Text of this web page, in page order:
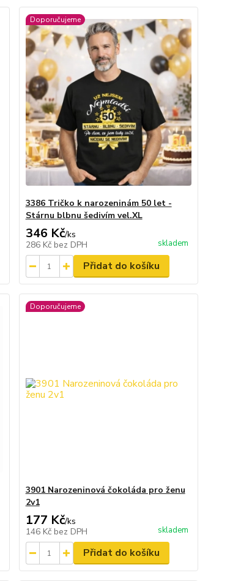
Doporučujeme
3386 Tričko k narozeninám 50 let -
Stárnu blbnu šedivím vel.XL
346 Kč/ks
286 Kč bez DPH skladem
Přidat do košíku
Doporučujeme
3901 Narozeninová čokoláda pro ženu
2v1
177 Kč/ks
146 Kč bez DPH skladem
Přidat do košíku